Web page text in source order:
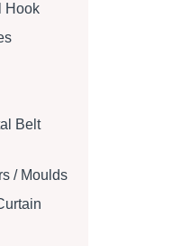
Hook
Belt
/ Moulds